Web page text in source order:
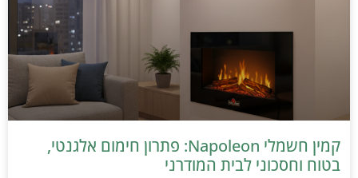
קמין חשמלי Napoleon: פתרון חימום אלגנטי,
בטוח וחסכוני לבית המודרני